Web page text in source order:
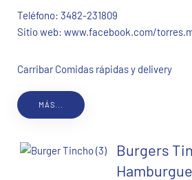
Teléfono: 3482-231809
Sitio web: www.facebook.com/
Carribar Comidas rápidas y delivery
MÁS...
Burgers